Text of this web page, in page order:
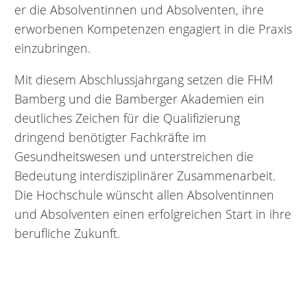
er die Absolventinnen und Absolventen, ihre
erworbenen Kompetenzen engagiert in die Praxis
einzubringen.
Mit diesem Abschlussjahrgang setzen die FHM
Bamberg und die Bamberger Akademien ein
deutliches Zeichen für die Qualifizierung
dringend benötigter Fachkräfte im
Gesundheitswesen und unterstreichen die
Bedeutung interdisziplinärer Zusammenarbeit.
Die Hochschule wünscht allen Absolventinnen
und Absolventen einen erfolgreichen Start in ihre
berufliche Zukunft.